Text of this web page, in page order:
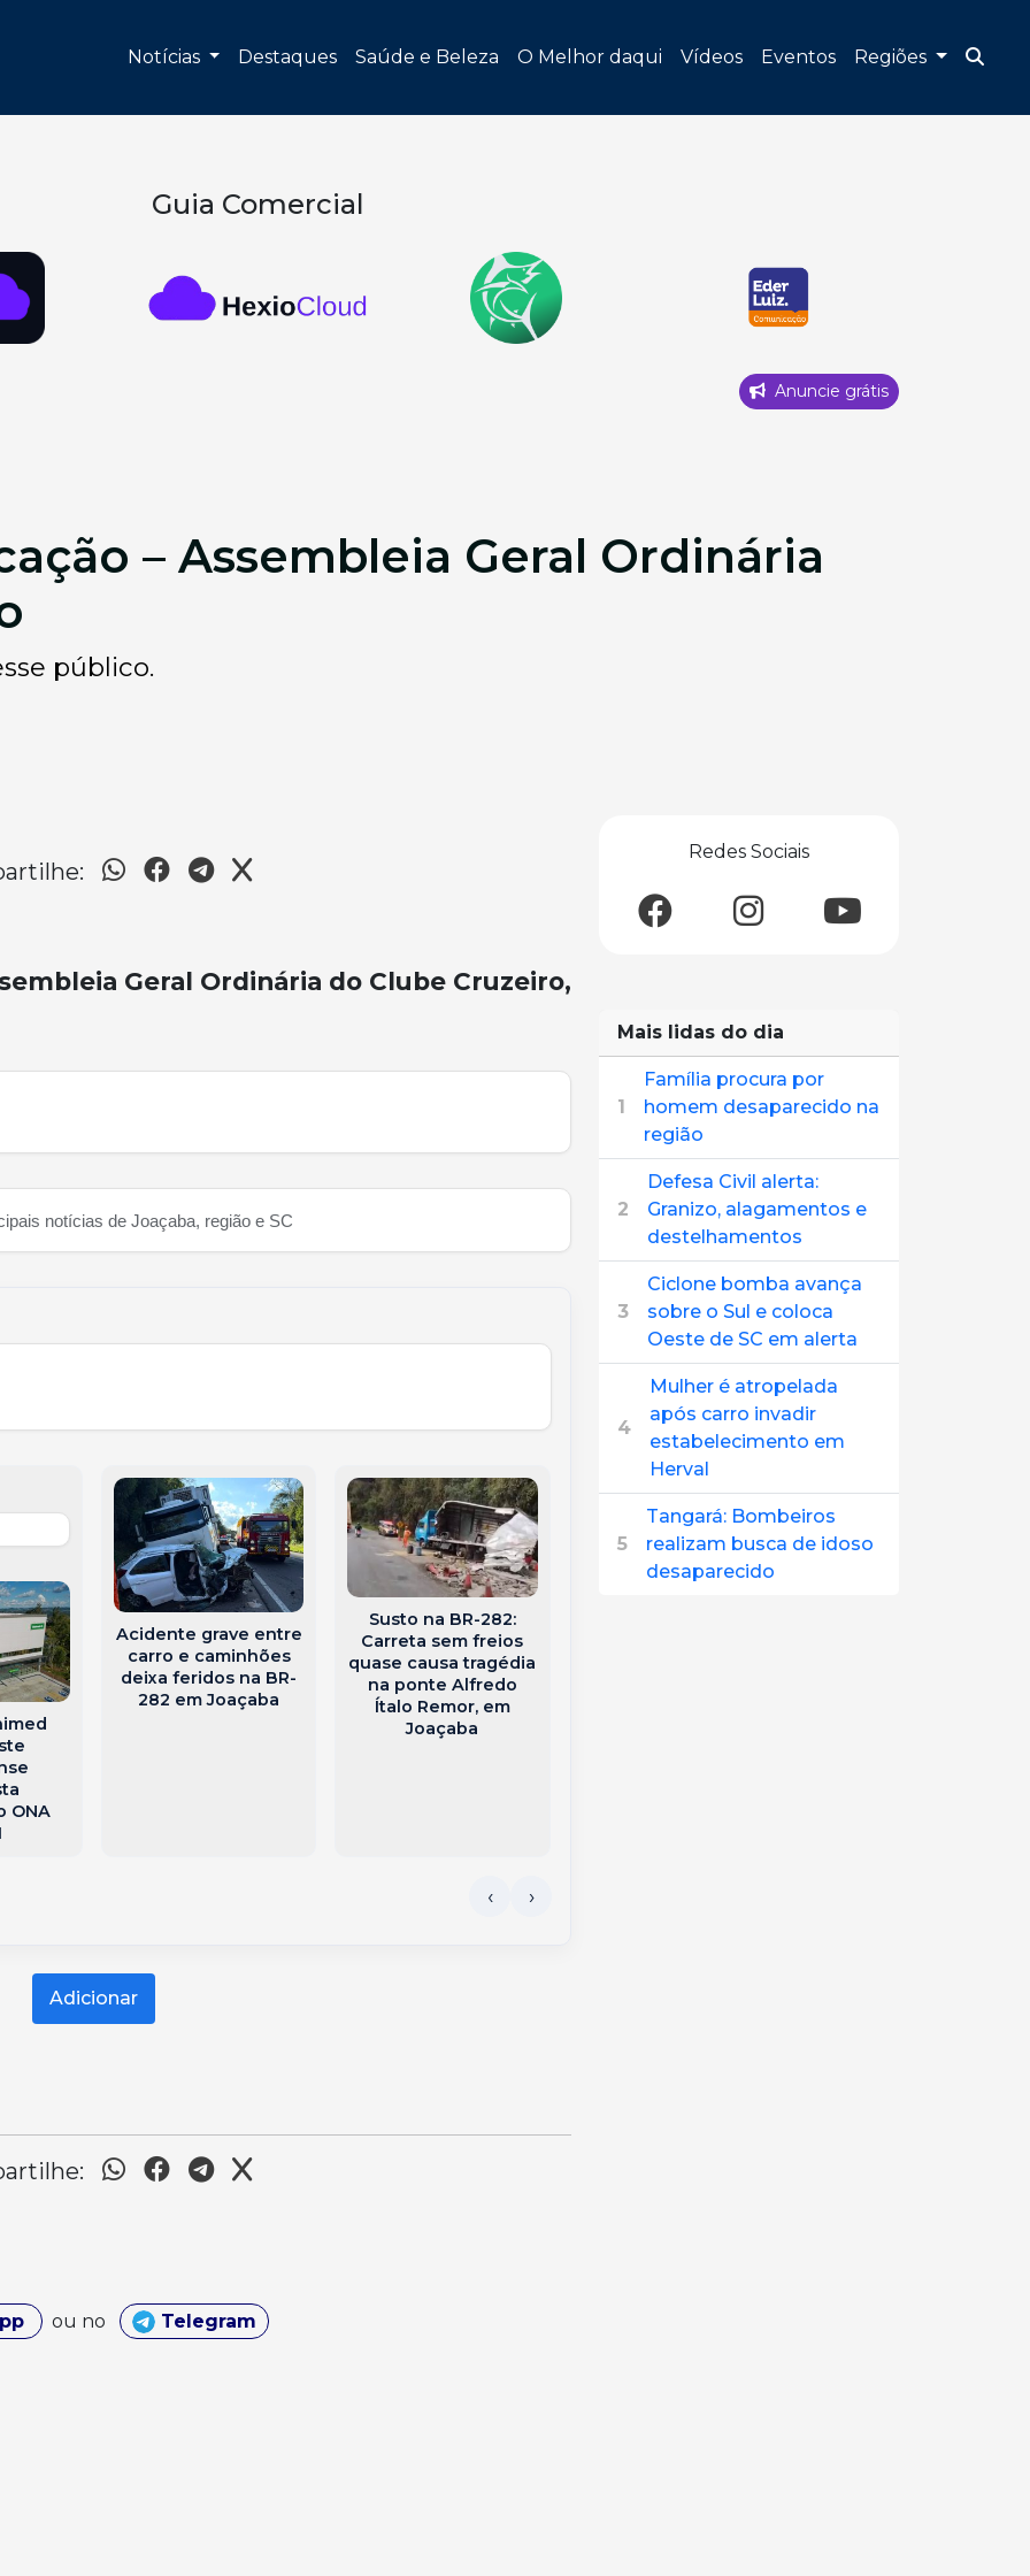
Notícias Destaques Saúde e Beleza O Melhor daqui Vídeos Eventos Regiões
Guia Comercial
Anuncie grátis
– Assembleia Geral Ordinária
público.
Geral Ordinária do Clube Cruzeiro,
notícias de Joaçaba, região e SC
ONA
Acidente grave entre
carro e caminhões
deixa feridos na BR-
282 em Joaçaba
Susto na BR-282:
Carreta sem freios
quase causa tragédia
na ponte Alfredo
Ítalo Remor, em
Joaçaba
Adicionar
ou no Telegram
Redes Sociais
Mais lidas do dia
1
Família procura por
homem desaparecido na
região
2
Defesa Civil alerta:
Granizo, alagamentos e
destelhamentos
3
Ciclone bomba avança
sobre o Sul e coloca
Oeste de SC em alerta
4
Mulher é atropelada
após carro invadir
estabelecimento em
Herval
5
Tangará: Bombeiros
realizam busca de idoso
desaparecido